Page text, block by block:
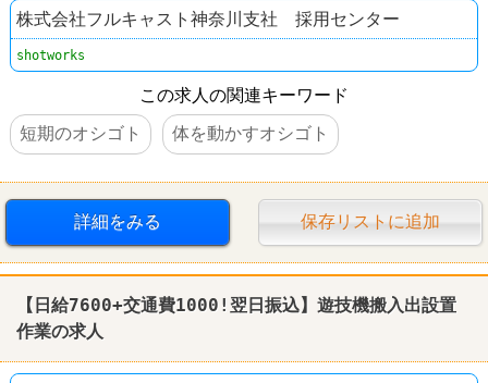
株式会社フルキャスト神奈川支社 採用センター
shotworks
この求人の関連キーワード
短期のオシゴト
体を動かすオシゴト
詳細をみる 保存リストに追加
【日給7600+交通費1000!翌日振込】遊技機搬入出設置
作業の求人